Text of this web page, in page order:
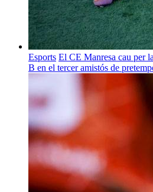
Esports El CE Manresa cau per
B en el tercer amistós de